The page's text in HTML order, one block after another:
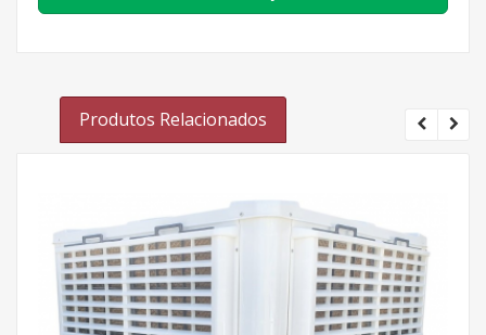
Produtos Relacionados